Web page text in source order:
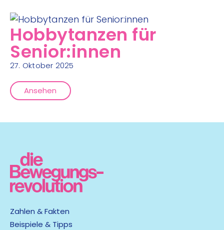
Hobbytanzen für
Senior:innen
27. Oktober 2025
Ansehen
Zahlen & Fakten
Beispiele & Tipps